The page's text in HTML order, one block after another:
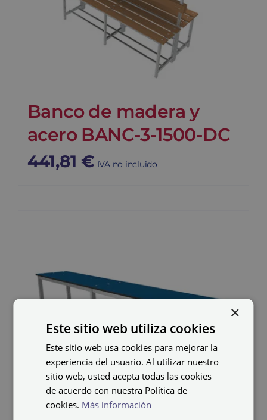
Banco de madera y
acero BANC-3-1500-DC
441,81 € IVA no incluido
×
Este sitio web utiliza cookies
Este sitio web usa cookies para mejorar la
experiencia del usuario. Al utilizar nuestro
sitio web, usted acepta todas las cookies
de acuerdo con nuestra Política de
cookies. Más información